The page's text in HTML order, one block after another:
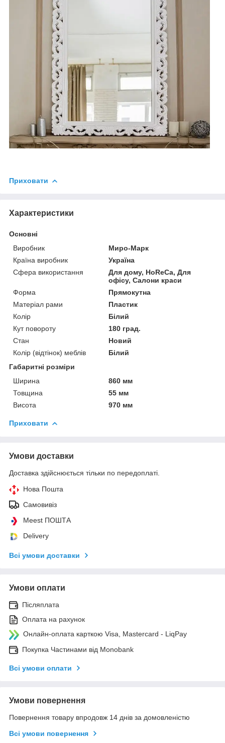
Приховати
Характеристики
Основні
Виробник
Миро-Марк
Країна виробник
Україна
Сфера використання
Для дому, HoReCa, Для
офісу, Салони краси
Форма
Прямокутна
Матеріал рами
Пластик
Колір
Білий
Кут повороту
180 град.
Стан
Новий
Колір (відтінок) меблів
Білий
Габаритні розміри
Ширина
860 мм
Товщина
55 мм
Висота
970 мм
Приховати
Умови доставки
Доставка здійснюється тільки по передоплаті.
Нова Пошта
Самовивіз
Meest ПОШТА
Delivery
Всі умови доставки
Умови оплати
Післяплата
Оплата на рахунок
Онлайн-оплата карткою Visa, Mastercard - LiqPay
Покупка Частинами від Monobank
Всі умови оплати
Умови повернення
Повернення товару впродовж 14 днів за домовленістю
Всі умови повернення